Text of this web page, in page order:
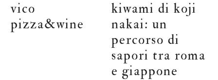
vico
pizza&wine
kiwami di koji
nakai: un
percorso di
sapori tra roma
e giappone